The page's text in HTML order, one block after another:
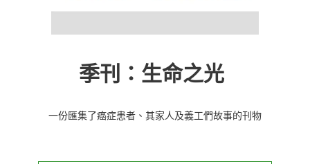
季刊：生命之光
一份匯集了癌症患者、其家人及義工們故事的刊物